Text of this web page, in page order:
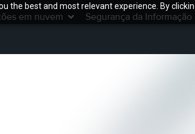
the best and most relevant experience. By
em nuvem Segurança da Informação